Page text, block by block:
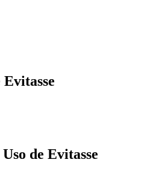
Evitasse
de Evitasse